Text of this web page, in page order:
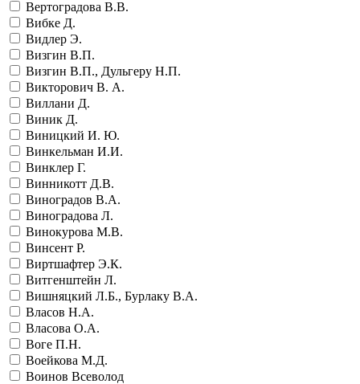
Вертоградова В.В.
Вибке Д.
Видлер Э.
Визгин В.П.
Визгин В.П., Дульгеру Н.П.
Викторович В. А.
Виллани Д.
Виник Д.
Виницкий И. Ю.
Винкельман И.И.
Винклер Г.
Винникотт Д.В.
Виноградов В.А.
Виноградова Л.
Винокурова М.В.
Винсент Р.
Виртшафтер Э.К.
Витгенштейн Л.
Вишняцкий Л.Б., Бурлаку В.А.
Власов Н.А.
Власова О.А.
Воге П.Н.
Воейкова М.Д.
Воинов Всеволод